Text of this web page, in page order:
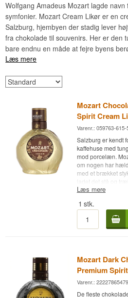
Wolfgang Amadeus Mozart lagde navn
symfonier. Mozart Cream Likør er en
Salzburg, hjembyen der stadig lever
fra chokolade til souvenirs. Her er den
bare endnu en måde at fejre byens
Læs mere
Mozart
Spirit Cream
Varenr.: 059763-615-
Salzburg er kendt
kaffehuse med
mod porcelæn.
om nogen har
med et brækket
ladet det stå og
Mozart Chocolate
med kaffe fra
på kakaobønner,
og har siden holdt
chokoladelikør.
kakaobønner,
kaffeudgaven er
lov at fylde mest.
Læs mere
1 stk.
Mozart Dark
Premium
Varenr.:
De fleste